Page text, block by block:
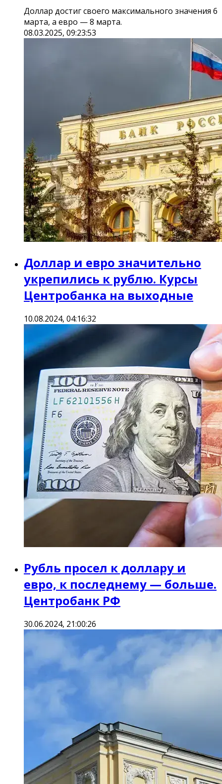
Доллар достиг своего максимального значения 6
марта, а евро — 8 марта.
08.03.2025, 09:23:53
Доллар и евро значительно
укрепились к рублю. Курсы
Центробанка на выходные
10.08.2024, 04:16:32
Рубль просел к доллару и
евро, к последнему — больше.
Центробанк РФ
30.06.2024, 21:00:26